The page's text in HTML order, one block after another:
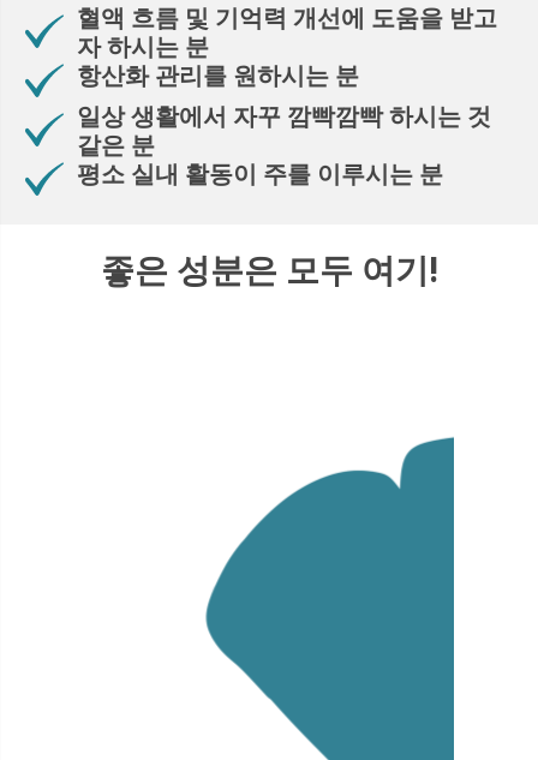
혈액 흐름 및 기억력 개선에 도움을 받고
자 하시는 분
항산화 관리를 원하시는 분
일상 생활에서 자꾸 깜빡깜빡 하시는 것
같은 분
평소 실내 활동이 주를 이루시는 분
좋은 성분은 모두 여기!